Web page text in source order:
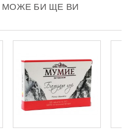
МОЖЕ БИ ЩЕ ВИ